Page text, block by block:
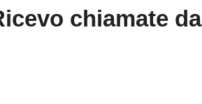
chiamate da